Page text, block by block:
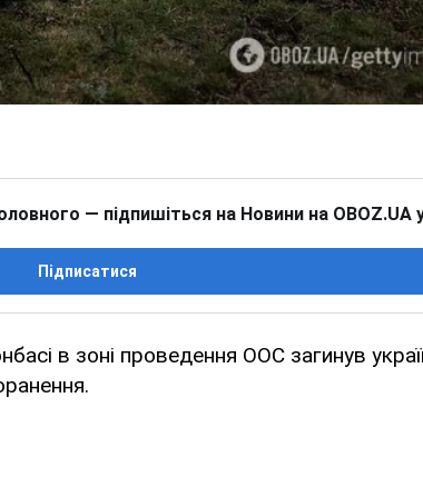
— підпишіться на Новини на OBOZ.UA
Підписатися
в зоні проведення ООС загинув